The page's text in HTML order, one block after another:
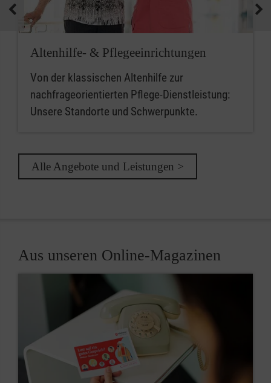
Altenhilfe- & Pflegeeinrichtungen
Von der klassischen Altenhilfe zur
nachfrageorientierten Pflege-Dienstleistung:
Unsere Standorte und Schwerpunkte.
Alle Angebote und Leistungen >
Aus unseren Online-Magazinen